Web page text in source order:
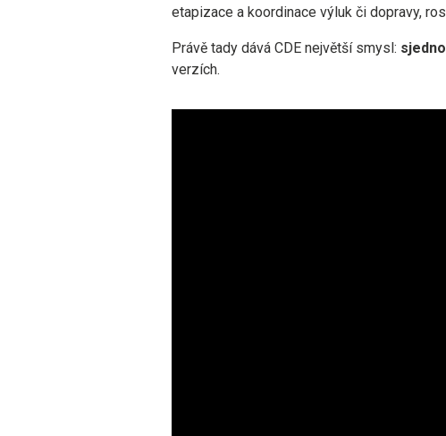
etapizace a koordinace výluk či dopravy,
Právě tady dává CDE největší smysl:
verzích.